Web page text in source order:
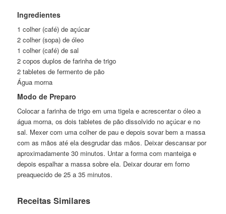
Ingredientes
1 colher (café) de açúcar
2 colher (sopa) de óleo
1 colher (café) de sal
2 copos duplos de farinha de trigo
2 tabletes de fermento de pão
Água morna
Modo de Preparo
Colocar a farinha de trigo em uma tigela e acrescentar o óleo a
água morna, os dois tabletes de pão dissolvido no açúcar e no
sal. Mexer com uma colher de pau e depois sovar bem a massa
com as mãos até ela desgrudar das mãos. Deixar descansar por
aproximadamente 30 minutos. Untar a forma com manteiga e
depois espalhar a massa sobre ela. Deixar dourar em forno
preaquecido de 25 a 35 minutos.
Receitas Similares